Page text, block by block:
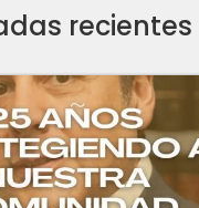
recientes